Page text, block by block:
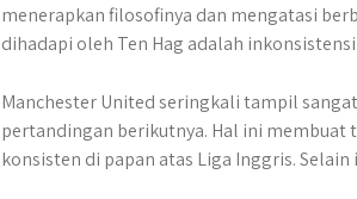
menerapkan filosofinya dan mengatasi
dihadapi oleh Ten Hag adalah
Manchester United seringkali tampil
pertandingan berikutnya. Hal ini
konsisten di papan atas Liga Inggris.